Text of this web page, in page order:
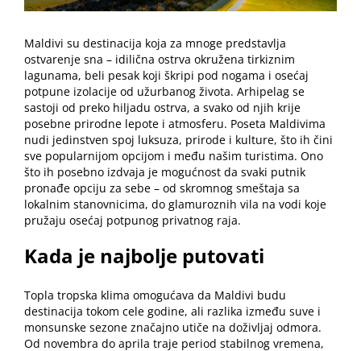
Maldivi su destinacija koja za mnoge predstavlja
ostvarenje sna – idilična ostrva okružena tirkiznim
lagunama, beli pesak koji škripi pod nogama i osećaj
potpune izolacije od užurbanog života. Arhipelag se
sastoji od preko hiljadu ostrva, a svako od njih krije
posebne prirodne lepote i atmosferu. Poseta Maldivima
nudi jedinstven spoj luksuza, prirode i kulture, što ih čini
sve popularnijom opcijom i među našim turistima. Ono
što ih posebno izdvaja je mogućnost da svaki putnik
pronađe opciju za sebe – od skromnog smeštaja sa
lokalnim stanovnicima, do glamuroznih vila na vodi koje
pružaju osećaj potpunog privatnog raja.
Kada je najbolje putovati
Topla tropska klima omogućava da Maldivi budu
destinacija tokom cele godine, ali razlika između suve i
monsunske sezone značajno utiče na doživljaj odmora.
Od novembra do aprila traje period stabilnog vremena,